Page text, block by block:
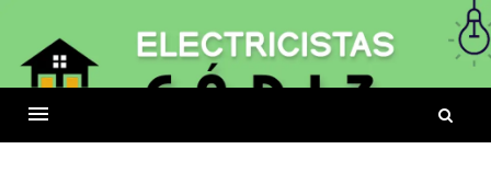
contentELECTRICISTAS
CÁDIZ